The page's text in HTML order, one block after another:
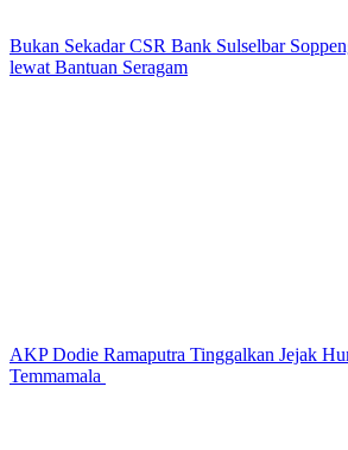
Bukan Sekadar CSR Bank Sulselbar
lewat Bantuan Seragam
AKP Dodie Ramaputra Tinggalkan Jejak
Temmamala